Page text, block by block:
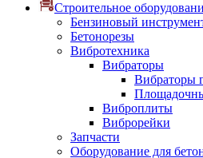
Строительное
Бензиновый
Бетонорезы
Вибротехника
Вибраторы
Вибраторы
Виброплиты
Виброрейки
Запчасти
Оборудование для